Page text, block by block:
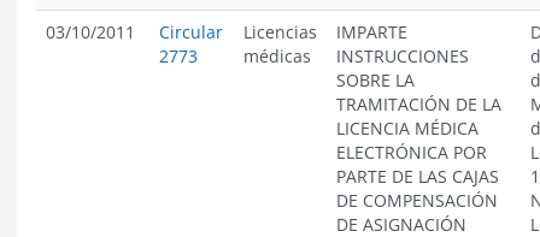
03/10/2011
Circular
2773
Licencias
médicas
IMPARTE
INSTRUCCIONES
SOBRE LA
TRAMITACIÓN DE LA
LICENCIA MÉDICA
ELECTRÓNICA POR
PARTE DE LAS CAJAS
DE COMPENSACIÓN
DE ASIGNACIÓN